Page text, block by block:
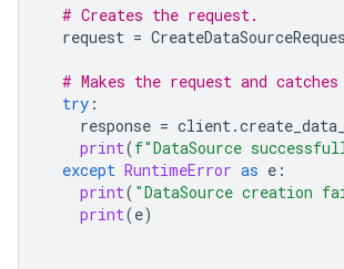
# Creates the request.
request =
# Makes the request and
try :
response = client.
print(f"DataSource
except RuntimeError as e :
print( "DataSource creation
print(e)